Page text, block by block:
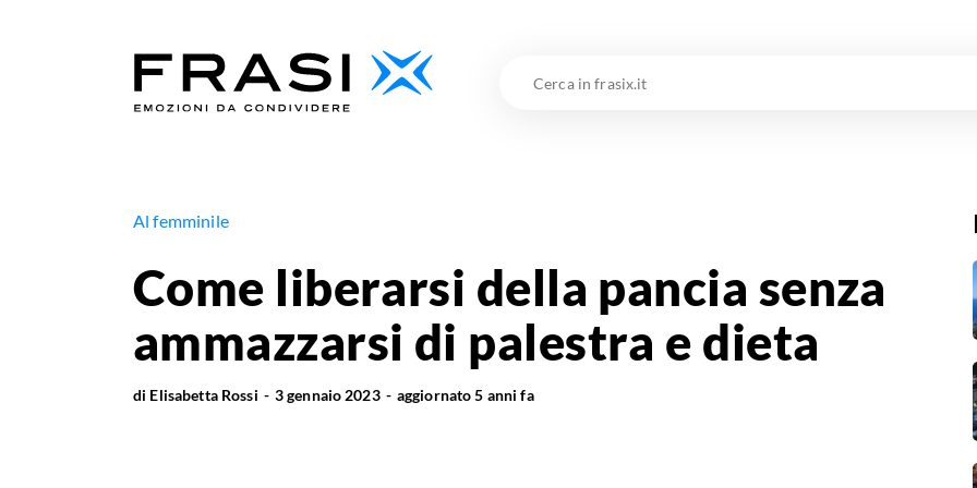
Al femminile
Come liberarsi della pancia senza
ammazzarsi di palestra e dieta
di Elisabetta Rossi 3 gennaio 2023 aggiornato5 anni fa